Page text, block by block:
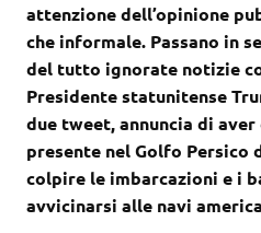
attenzione dell’opinione
che informale. Passano in
del tutto ignorate notizie
Presidente statunitense
due tweet, annuncia di
presente nel Golfo Persico
colpire le imbarcazioni e i
avvicinarsi alle navi